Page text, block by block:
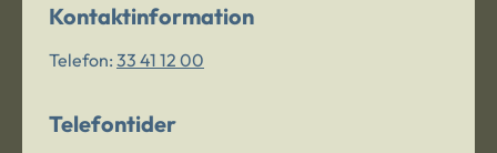
Kontaktinformation
Telefon: 33 41 12 00
Telefontider